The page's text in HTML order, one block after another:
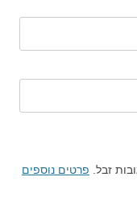
פרטים נוספים